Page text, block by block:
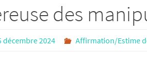
des
décembre 2024 Affirmation/Estime